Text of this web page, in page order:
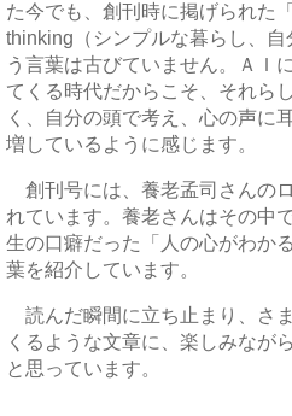
た今でも、創刊時に掲げられた
thinking（シンプルな暮らし、
う言葉は古びていません。ＡＩ
てくる時代だからこそ、それら
く、自分の頭で考え、心の声に
増しているように感じます。
創刊号には、養老孟司さんの
れています。養老さんはその中
生の口癖だった「人の心がわか
葉を紹介しています。
読んだ瞬間に立ち止まり、さ
くるような文章に、楽しみなが
と思っています。